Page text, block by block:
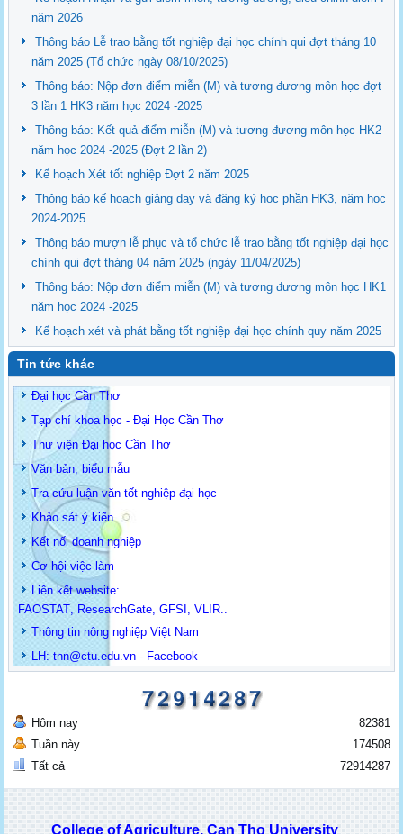
năm 2026
Thông báo Lễ trao bằng tốt nghiệp đại học chính qui đợt tháng 10
năm 2025 (Tổ chức ngày 08/10/2025)
Thông báo: Nộp đơn điểm miễn (M) và tương đương môn học đợt
3 lần 1 HK3 năm học 2024 -2025
Thông báo: Kết quả điểm miễn (M) và tương đương môn học HK2
năm học 2024 -2025 (Đợt 2 lần 2)
Kế hoạch Xét tốt nghiệp Đợt 2 năm 2025
Thông báo kế hoạch giảng dạy và đăng ký học phần HK3, năm học
2024-2025
Thông báo mượn lễ phục và tổ chức lễ trao bằng tốt nghiệp đại học
chính qui đợt tháng 04 năm 2025 (ngày 11/04/2025)
Thông báo: Nộp đơn điểm miễn (M) và tương đương môn học HK1
năm học 2024 -2025
Kế hoạch xét và phát bằng tốt nghiệp đại học chính quy năm 2025
Tin tức khác
Đại học Cần Thơ
Tạp chí khoa học - Đại Học Cần Thơ
Thư viện Đại học Cần Thơ
Văn bản, biểu mẫu
Tra cứu luận văn tốt nghiệp đại học
Khảo sát ý kiến
Kết nối doanh nghiệp
Cơ hội việc làm
Liên kết website:
FAOSTAT ResearchGate ,GFSI ,VLIR
Thông tin nông nghiệp Việt Nam
LH: tnn@ctu.edu.vn - Facebook
Hôm nay
Tuần này
Tất cả
82381
174508
72914287
College of Agriculture, Can Tho University